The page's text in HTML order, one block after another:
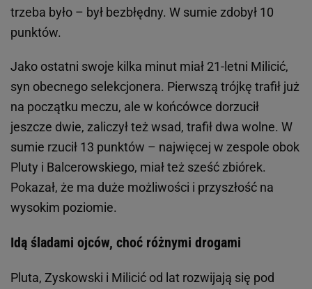
trzeba było – był bezbłędny. W sumie zdobył 10
punktów.
Jako ostatni swoje kilka minut miał 21-letni Milicić,
syn obecnego selekcjonera. Pierwszą trójkę trafił już
na początku meczu, ale w końcówce dorzucił
jeszcze dwie, zaliczył też wsad, trafił dwa wolne. W
sumie rzucił 13 punktów – najwięcej w zespole obok
Pluty i Balcerowskiego, miał też sześć zbiórek.
Pokazał, że ma duże możliwości i przyszłość na
wysokim poziomie.
Idą śladami ojców, choć różnymi drogami
Pluta, Zyskowski i Milicić od lat rozwijają się pod